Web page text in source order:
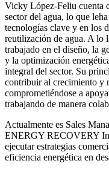
Vicky López-Feliu cuenta
sector del agua, lo que
tecnologías clave y en los
reutilización de agua. A lo
trabajado en el diseño, la
y la optimización
integral del sector. Su
contribuir al crecimiento y
comprometiéndose a
trabajando de manera
Actualmente es Sales
ENERGY RECOVERY
ejecutar estrategias
eficiencia energética en